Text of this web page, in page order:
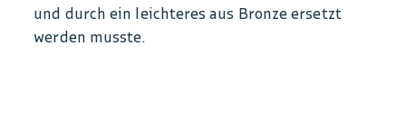
und durch ein leichteres aus Bronze ersetzt
werden musste.